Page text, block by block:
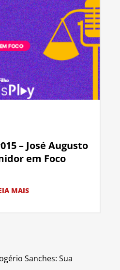
– José Augusto
em Foco
MAIS
Sanches: Sua